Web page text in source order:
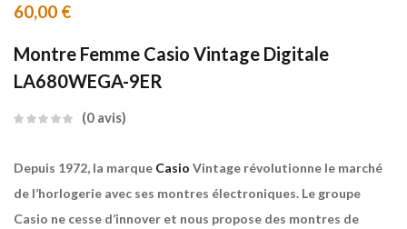
60,00 €
Montre Femme Casio Vintage Digitale
LA680WEGA-9ER
0 avis
Depuis 1972, la marque Casio Vintage révolutionne le marché
de l’horlogerie avec ses montres électroniques. Le groupe
Casio ne cesse d’innover et nous propose des montres de